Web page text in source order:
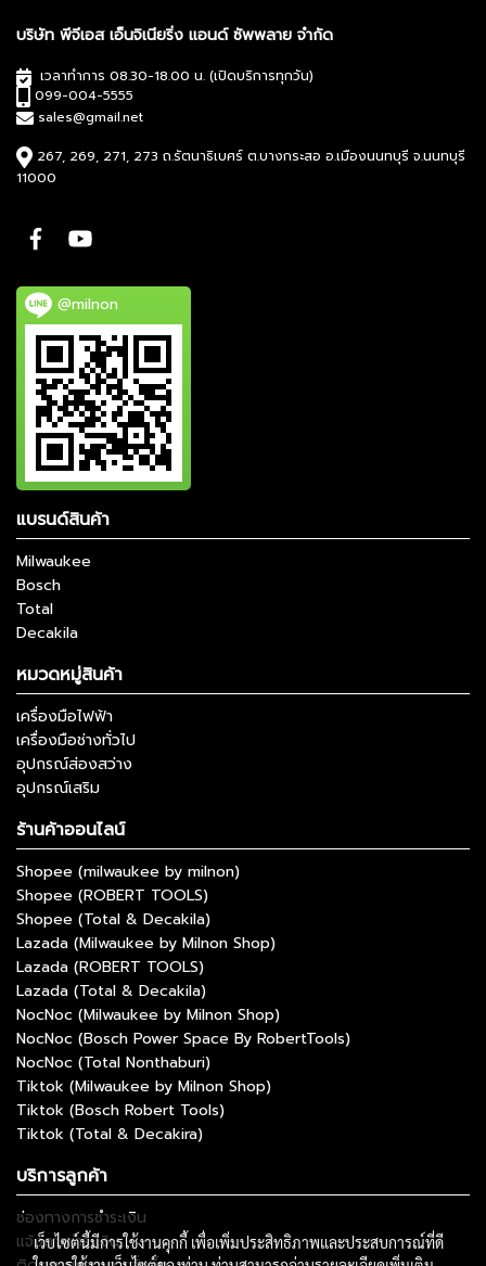
บริษัท พีจีเอส เอ็นจิเนียริ่ง แอนด์ ซัพพลาย จำกัด
เวลาทำการ 08.30-18.00 น. (เปิดบริการทุกวัน)
099-004-5555
sales@gmail.net
267, 269, 271, 273 ถ.รัตนาธิเบศร์ ต.บางกระสอ อ.เมืองนนทบุรี จ.นนทบุรี
11000
@milnon
แบรนด์สินค้า
Milwaukee
Bosch
Total
Decakila
หมวดหมู่สินค้า
เครื่องมือไฟฟ้า
เครื่องมือช่างทั่วไป
อุปกรณ์ส่องสว่าง
อุปกรณ์เสริม
ร้านค้าออนไลน์
Shopee (milwaukee by milnon)
Shopee (ROBERT TOOLS)
Shopee (Total & Decakila)
Lazada (Milwaukee by Milnon Shop)
Lazada (ROBERT TOOLS)
Lazada (Total & Decakila)
NocNoc (Milwaukee by Milnon Shop)
NocNoc (Bosch Power Space By RobertTools)
NocNoc (Total Nonthaburi)
Tiktok (Milwaukee by Milnon Shop)
Tiktok (Bosch Robert Tools)
Tiktok (Total & Decakira)
บริการลูกค้า
ช่องทางการชำระเงิน
แจ้งการชำระเงิน
เว็บไซต์นี้มีการใช้งานคุกกี้ เพื่อเพิ่มประสิทธิภาพและประสบการณ์ที่ดี